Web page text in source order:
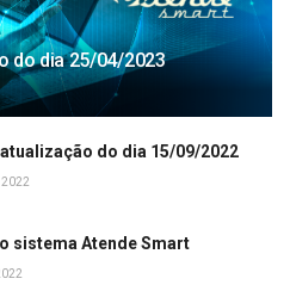
do dia 25/04/2023
do dia 15/09/2022
2022
sistema Atende Smart